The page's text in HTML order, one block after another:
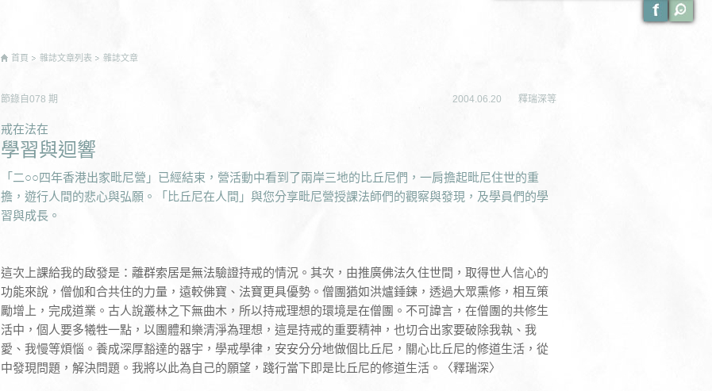
首頁 雜誌文章列表 雜誌文章
節錄自 078 期 2004.06.20 釋瑞深等
戒在法在
學習與迴響
「二○○四年香港出家毗尼營」已經結束，營活動中看到了兩岸三地的比丘尼們，一肩擔起毗尼住世的重
擔，遊行人間的悲心與弘願。「比丘尼在人間」與您分享毗尼營授課法師們的觀察與發現，及學員們的學
習與成長。
這次上課給我的啟發是：離群索居是無法驗證持戒的情況。其次，由推廣佛法久住世間，取得世人信心的
功能來說，僧伽和合共住的力量，遠較佛寶、法寶更具優勢。僧團猶如洪爐錘鍊，透過大眾熏修，相互策
勵增上，完成道業。古人說叢林之下無曲木，所以持戒理想的環境是在僧團。不可諱言，在僧團的共修生
活中，個人要多犧牲一點，以團體和樂清淨為理想，這是持戒的重要精神，也切合出家要破除我執、我
愛、我慢等煩惱。養成深厚豁達的器宇，學戒學律，安安分分地做個比丘尼，關心比丘尼的修道生活，從
中發現問題，解決問題。我將以此為自己的願望，踐行當下即是比丘尼的修道生活。〈釋瑞深〉